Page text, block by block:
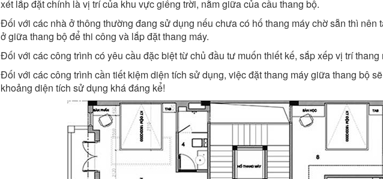
xét lắp đặt chính là vị trí của khu vực giếng trời, nằm giữa của cầu thang bộ.
Đối với các nhà ở thông thường đang sử dụng nếu chưa có hố thang máy chờ sẵn thì nên
ở giữa thang bộ để thi công và lắp đặt thang máy.
Đối với các công trình có yêu cầu đặc biệt từ chủ đầu tư muốn thiết kế, sắp xếp vị trí
Đối với các công trình cần tiết kiệm diện tích sử dụng, việc đặt thang máy giữa thang bộ
khoảng diện tích sử dụng khá đáng kể!